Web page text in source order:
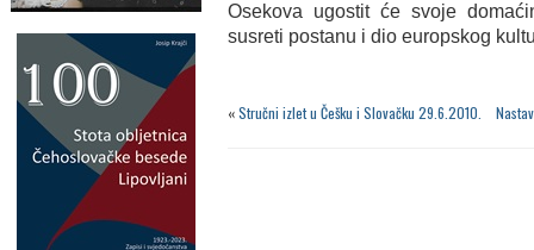
Osekova ugostit će svoje
susreti postanu i dio europskog
«Stručni izlet u Češku i Slovačku 29.6.2010.